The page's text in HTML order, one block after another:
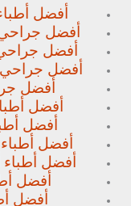
أفضل
أفضل جراحي
أفضل جراحي
أفضل جراحي
أفضل
أفضل
أفضل
أفضل أطباء
أفضل أطباء
أفضل
أفضل